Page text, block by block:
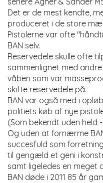
Det er de mest kendte,
produceret i de store
Pistolerne var ofte
BAN selv.
Reservedele skulle ofte
sammenlignet med andre
våben som var
skifte reservedele på.
BAN var også med i
politiets køb af nye
(Som bekendt uden held
Og uden at fornærme
succesfuld som
til gengæld et geni i
samt ligeledes en meget
BAN døde i 2011 85 år